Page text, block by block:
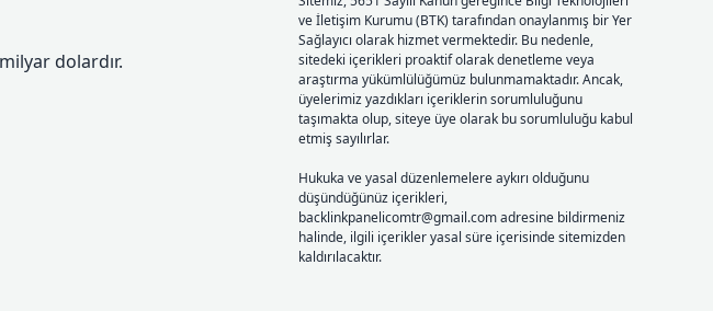
dolardır.
ve İletişim Kurumu (BTK) tarafından onaylanmış bir Yer
Sağlayıcı olarak hizmet vermektedir. Bu nedenle,
sitedeki içerikleri proaktif olarak denetleme veya
araştırma yükümlülüğümüz bulunmamaktadır. Ancak,
üyelerimiz yazdıkları içeriklerin sorumluluğunu
taşımakta olup, siteye üye olarak bu sorumluluğu kabul
etmiş sayılırlar.
Hukuka ve yasal düzenlemelere aykırı olduğunu
düşündüğünüz içerikleri,
backlinkpanelicomtr@gmail.comadresine bildirmeniz
halinde, ilgili içerikler yasal süre içerisinde sitemizden
kaldırılacaktır.